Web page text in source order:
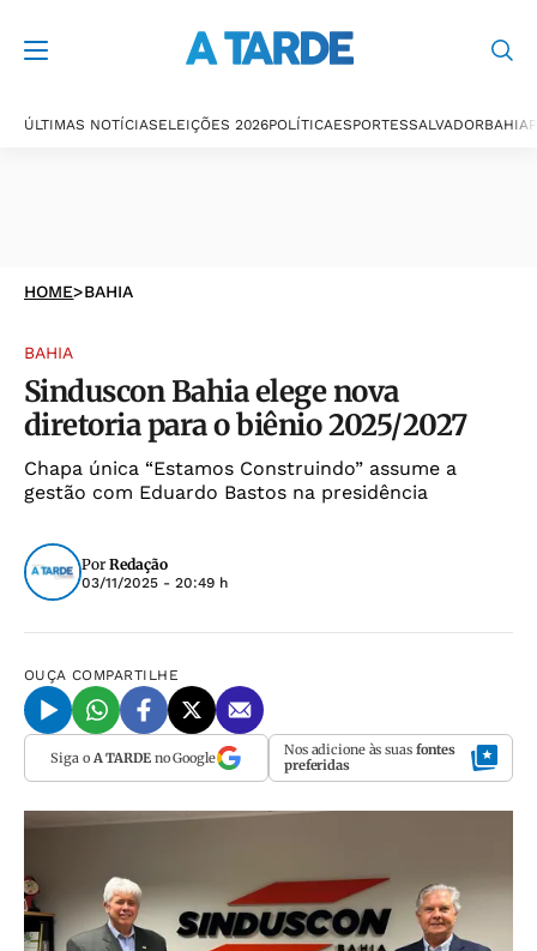
ÚLTIMAS NOTÍCIASELEIÇÕES 2026POLÍTICAESPORTESSALVADORBAHIA
HOME>BAHIA
BAHIA
Sinduscon Bahia elege nova
diretoria para o biênio 2025/2027
Chapa única “Estamos Construindo” assume a
gestão com Eduardo Bastos na presidência
Por Redação
03/11/2025 - 20:49 h
OUÇA COMPARTILHE
Siga o A TARDEno Google Nos adicione às suas fontes
preferidas